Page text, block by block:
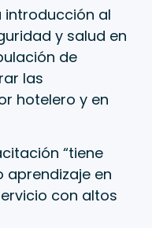
introducción al
y salud en
de
las
hotelero y en
“tiene
en
con altos